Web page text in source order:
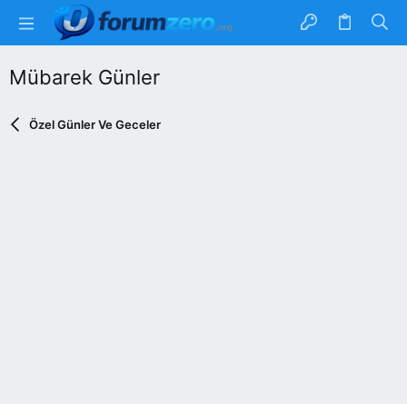
Mübarek Günler
Özel Günler Ve Geceler